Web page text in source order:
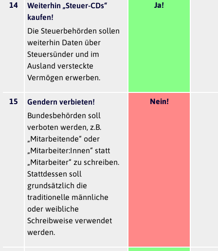
14
Weiterhin „Steuer-CDs“
kaufen!
Die Steuerbehörden sollen
weiterhin Daten über
Steuersünder und im
Ausland versteckte
Vermögen erwerben.
Ja!
15
Gendern verbieten!
Bundesbehörden soll
verboten werden, z.B.
„Mitarbeitende“ oder
„Mitarbeiter:Innen“ statt
„Mitarbeiter“ zu schreiben.
Stattdessen soll
grundsätzlich die
traditionelle männliche
oder weibliche
Schreibweise verwendet
werden.
Nein!